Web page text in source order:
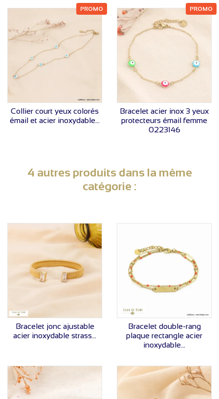
VOIR LE PRIX
Collier court yeux colorés
émail et acier inoxydable...
PROMO
VOIR LE PRIX
Bracelet acier inox 3 yeux
protecteurs émail femme
0223146
PROMO
4 autres produits dans la même
catégorie :
VOIR LE PRIX
Bracelet jonc ajustable
acier inoxydable strass...
VOIR LE PRIX
Bracelet double-rang
plaque rectangle acier
inoxydable...